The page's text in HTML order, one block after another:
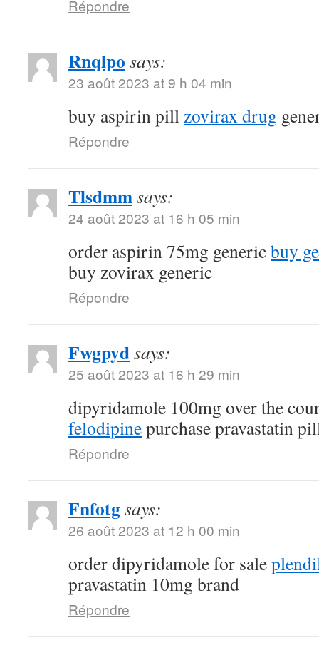
Répondre
Rnqlpo says:
23 août 2023 at 9 h 04 min
buy aspirin pillzovirax drug
Répondre
Tlsdmmsays:
24 août 2023 at 16 h 05 min
order aspirin 75mg genericbuy
buy zovirax generic
Répondre
Fwgpydsays:
25 août 2023 at 16 h 29 min
dipyridamole 100mg over the
felodipinepurchase pravastatin
Répondre
Fnfotgsays:
26 août 2023 at 12 h 00 min
order dipyridamole for sale
pravastatin 10mg brand
Répondre